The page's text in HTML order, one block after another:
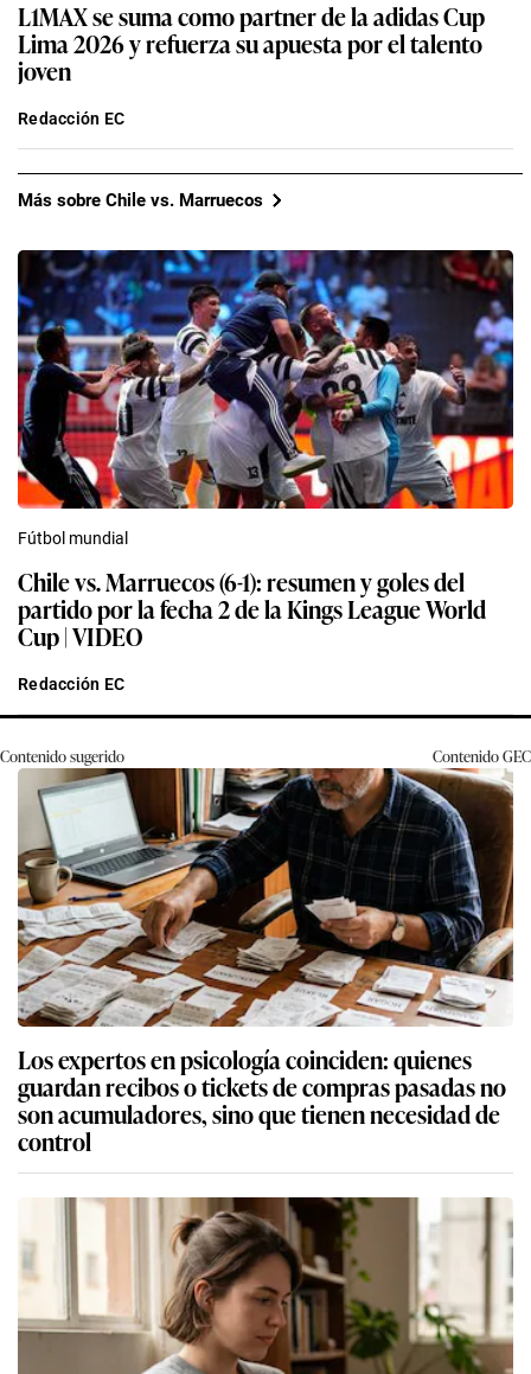
L1MAX se suma como partner de la adidas Cup
Lima 2026 y refuerza su apuesta por el talento
joven
Redacción EC
Más sobre Chile vs. Marruecos
Fútbol mundial
Chile vs. Marruecos (6-1): resumen y goles del
partido por la fecha 2 de la Kings League World
Cup | VIDEO
Redacción EC
Contenido sugerido ContenidoGEC
Los expertos en psicología coinciden: quienes
guardan recibos o tickets de compras pasadas no
son acumuladores, sino que tienen necesidad de
control